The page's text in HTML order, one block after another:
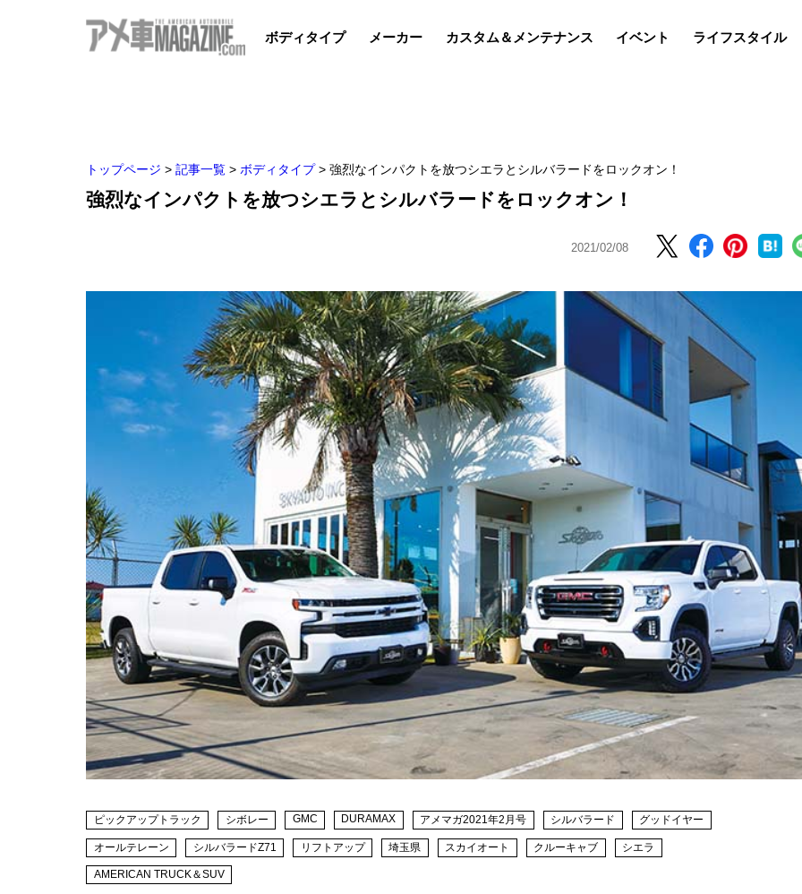
ボディタイプ メーカー カスタム＆メンテナンス イベント ライフスタイル
トップページ > 記事一覧 > ボディタイプ > 強烈なインパクトを放つシエラとシルバラードをロックオン！
強烈なインパクトを放つシエラとシルバラードをロックオン！
2021/02/08
ピックアップトラック シボレー GMC DURAMAX アメマガ2021年2月号 シルバラード グッドイヤー
オールテレーン シルバラードZ71 リフトアップ 埼玉県 スカイオート クルーキャブ シエラ
AMERICAN TRUCK＆SUV